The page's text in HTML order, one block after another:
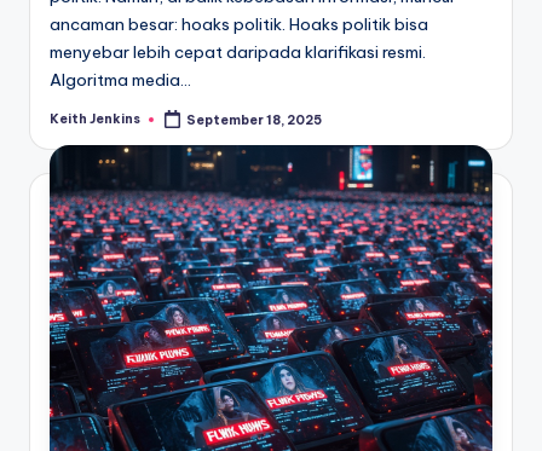
ancaman besar: hoaks politik. Hoaks politik bisa
menyebar lebih cepat daripada klarifikasi resmi.
Algoritma media…
Posted
Keith Jenkins September 18, 2025